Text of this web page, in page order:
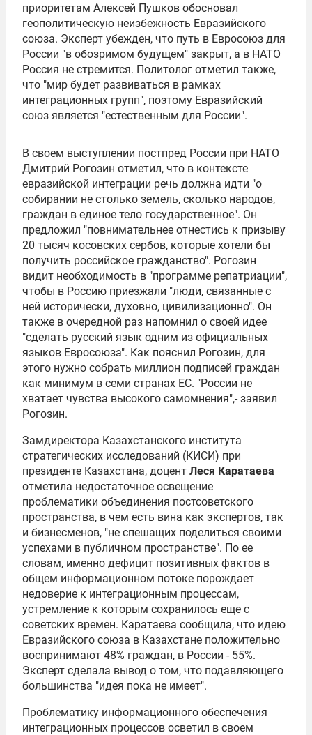
приоритетам Алексей Пушков обосновал
геополитическую неизбежность Евразийского
союза. Эксперт убежден, что путь в Евросоюз для
России "в обозримом будущем" закрыт, а в НАТО
Россия не стремится. Политолог отметил также,
что "мир будет развиваться в рамках
интеграционных групп", поэтому Евразийский
союз является "естественным для России".
В своем выступлении постпред России при НАТО
Дмитрий Рогозин отметил, что в контексте
евразийской интеграции речь должна идти "о
собирании не столько земель, сколько народов,
граждан в единое тело государственное". Он
предложил "повнимательнее отнестись к призыву
20 тысяч косовских сербов, которые хотели бы
получить российское гражданство". Рогозин
видит необходимость в "программе репатриации",
чтобы в Россию приезжали "люди, связанные с
ней исторически, духовно, цивилизационно". Он
также в очередной раз напомнил о своей идее
"сделать русский язык одним из официальных
языков Евросоюза". Как пояснил Рогозин, для
этого нужно собрать миллион подписей граждан
как минимум в семи странах ЕС. "России не
хватает чувства высокого самомнения",- заявил
Рогозин.
Замдиректора Казахстанского института
стратегических исследований (КИСИ) при
президенте Казахстана, доцент Леся Каратаева
отметила недостаточное освещение
проблематики объединения постсоветского
пространства, в чем есть вина как экспертов, так
и бизнесменов, "не спешащих поделиться своими
успехами в публичном пространстве". По ее
словам, именно дефицит позитивных фактов в
общем информационном потоке порождает
недоверие к интеграционным процессам,
устремление к которым сохранилось еще с
советских времен. Каратаева сообщила, что идею
Евразийского союза в Казахстане положительно
воспринимают 48% граждан, в России - 55%.
Эксперт сделала вывод о том, что подавляющего
большинства "идея пока не имеет".
Проблематику информационного обеспечения
интеграционных процессов осветил в своем